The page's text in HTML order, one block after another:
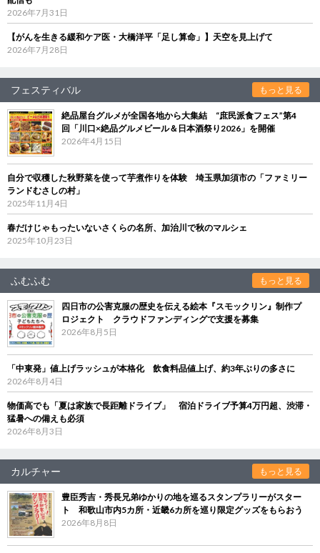
2026年7月31日
【がんを生きる緩和ケア医・大橋洋平「足し算命」】天空を見上げて
2026年7月28日
フェスティバル もっと見る
絶品屋台グルメが全国各地から大集結 “庶民派食フェス”第4
回「川口×絶品グルメビール＆日本酒祭り2026」を開催
2026年4月15日
自分で収穫した秋野菜を使って芋煮作りを体験 埼玉県加須市の「ファミリー
ランドむさしの村」
2025年11月4日
春だけじゃもったいないさくらの名所、加治川で秋のマルシェ
2025年10月23日
ふむふむ もっと見る
四日市の公害克服の歴史を伝える絵本『スモックリン』制作プ
ロジェクト クラウドファンディングで支援を募集
2026年8月5日
「中東発」値上げラッシュが本格化 飲食料品値上げ、約3年ぶりの多さに
2026年8月4日
物価高でも「夏は家族で長距離ドライブ」 宿泊ドライブ予算4万円超、渋滞・
猛暑への備えも必須
2026年8月3日
カルチャー もっと見る
豊臣秀吉・秀長兄弟ゆかりの地を巡るスタンプラリーがスター
ト 和歌山市内5カ所・近畿6カ所を巡り限定グッズをもらおう
2026年8月8日